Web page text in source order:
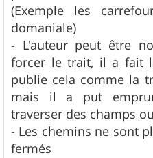
(Exemple les
domaniale)
- L'auteur peut être
forcer le trait, il a fait
publie cela comme la
mais il a put
traverser des champs
- Les chemins ne sont
fermés